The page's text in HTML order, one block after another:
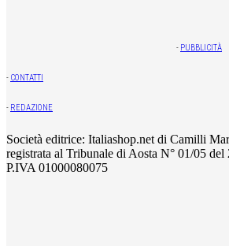
- PUBBLICITÀ
- CONTATTI
- REDAZIONE
Società editrice: Italiashop.net di Camilli
registrata al Tribunale di Aosta N° 01/05
P.IVA 01000080075